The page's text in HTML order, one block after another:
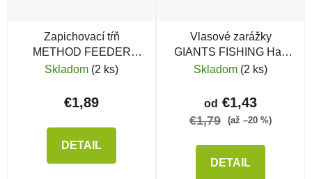
Zapichovací tŕň
METHOD FEEDER
FANS Bait Thorn
Skladom (2 ks)
€1,89
DETAIL
Vlasové zarážky
GIANTS FISHING Hair
Stopper
Skladom (2 ks)
od €1,43
€1,79 (až –20 %)
DETAIL